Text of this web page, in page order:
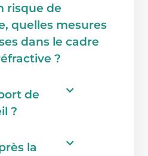
risque de
quelles mesures
dans le cadre
?
de
?
la